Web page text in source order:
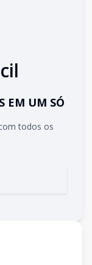
EM UM SÓ
todos os